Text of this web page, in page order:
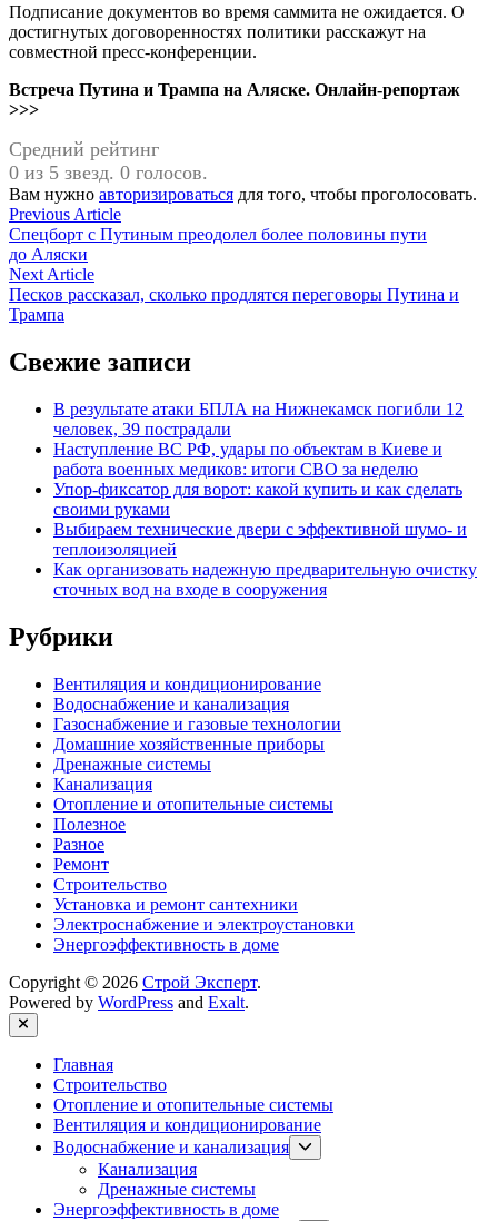
Подписание документов во время саммита не ожидается. О
достигнутых договоренностях политики расскажут на
совместной пресс-конференции.
Встреча Путина и Трампа на Аляске. Онлайн-репортаж
>>>
Средний рейтинг
0 из 5 звезд. 0 голосов.
Вам нужно авторизироваться для того, чтобы проголосовать.
Навигация
по
записям
Previous ArticlePrevious
article:
Спецборт с Путиным преодолел более половины пути
до Аляски
Next ArticleNext
article:
Песков рассказал, сколько продлятся переговоры Путина и
Трампа
Свежие записи
В результате атаки БПЛА на Нижнекамск погибли 12
человек, 39 пострадали
Наступление ВС РФ, удары по объектам в Киеве и
работа военных медиков: итоги СВО за неделю
Упор-фиксатор для ворот: какой купить и как сделать
своими руками
Выбираем технические двери с эффективной шумо- и
теплоизоляцией
Как организовать надежную предварительную очистку
сточных вод на входе в сооружения
Рубрики
Вентиляция и кондиционирование
Водоснабжение и канализация
Газоснабжение и газовые технологии
Домашние хозяйственные приборы
Дренажные системы
Канализация
Отопление и отопительные системы
Полезное
Разное
Ремонт
Строительство
Установка и ремонт сантехники
Электроснабжение и электроустановки
Энергоэффективность в доме
Copyright © 2026 Строй Эксперт.
Powered by WordPress and Exalt.
Close
Главная
Строительство
Отопление и отопительные системы
Вентиляция и кондиционирование
Водоснабжение и канализация
sub
Канализация
Дренажные системы
Энергоэффективность в доме